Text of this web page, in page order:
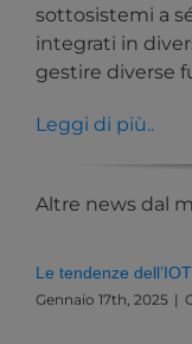
sottosistemi a
integrati in
gestire diverse
Leggi di più..
Altre news dal
Le tendenze
Gennaio 17th, 2025 |